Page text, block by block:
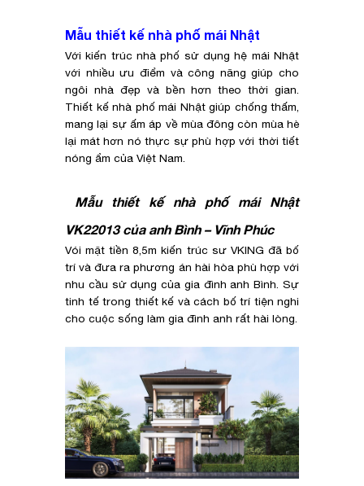
Mẫu thiết kế nhà phố mái Nhật
Với kiến trúc nhà phố sử dụng hệ mái Nhật
với nhiều ưu điểm và công năng giúp cho
ngôi nhà đẹp và bền hơn theo thời gian.
Thiết kế nhà phố mái Nhật giúp chống thấm,
mang lại sự ấm áp về mùa đông còn mùa hè
lại mát hơn nó thực sự phù hợp với thời tiết
nóng ẩm của Việt Nam.
Mẫu thiết kế nhà phố mái Nhật
VK22013 của anh Bình – Vĩnh Phúc
Vói mặt tiền 8,5m kiến trúc sư VKING đã bố
trí và đưa ra phương án hài hòa phù hợp với
nhu cầu sử dụng của gia đình anh Bình. Sự
tinh tế trong thiết kế và cách bố trí tiện nghi
cho cuộc sống làm gia đình anh rất hài lòng.